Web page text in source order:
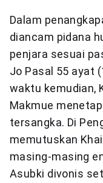
Dalam
diancam pidana
penjara sesuai
Jo Pasal 55 ayat
waktu kemudian,
Makmue
tersangka. Di
memutuskan
masing-masing
Asubki divonis